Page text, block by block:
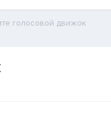
голосовой движок